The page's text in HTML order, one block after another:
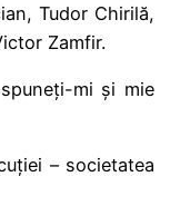
Tudor Chirilă,
Zamfir.
mi și mie
– societatea